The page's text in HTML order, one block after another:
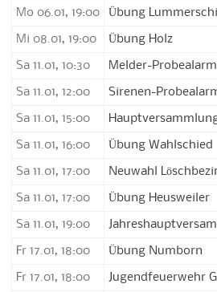
Mo 06.01, 19:00 Übung
Mi 08.01, 19:00 Übung Holz
Sa 11.01, 10:30 Melder-Probealarm
Sa 11.01, 12:00 Sirenen-
Sa 11.01, 15:00
Sa 11.01, 16:00 Übung Wahlschied
Sa 11.01, 17:00 Neuwahl
Sa 11.01, 17:00 Übung Heusweiler
Sa 11.01, 19:00
Fr 17.01, 18:00 Übung Numborn
Fr 17.01, 18:00 Jugendfeuerwehr